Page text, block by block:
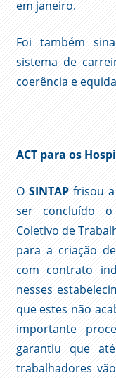
em janeiro.
Foi também
sistema de
coerência e
ACT para os
O SINTAPfrisou a
ser concluído
Coletivo de
para a criação
com contrato
nesses
que estes não
importante
garantiu que
trabalhadores